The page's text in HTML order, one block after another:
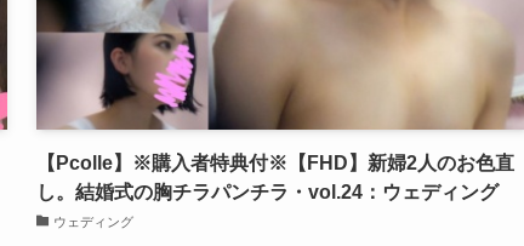
【Pcolle】※購入者特典付※【FHD】新婦2人のお色直
し。結婚式の胸チラパンチラ・vol.24：ウェディング
ウェディング